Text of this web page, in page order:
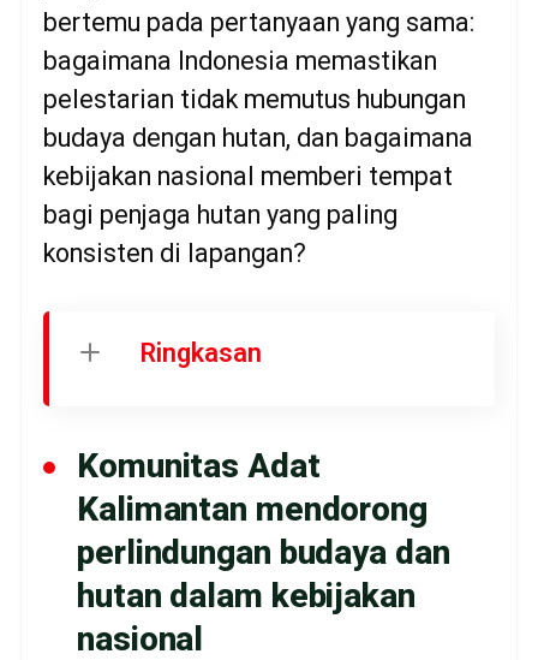
bertemu pada pertanyaan yang sama:
bagaimana Indonesia memastikan
pelestarian tidak memutus hubungan
budaya dengan hutan, dan bagaimana
kebijakan nasional memberi tempat
bagi penjaga hutan yang paling
konsisten di lapangan?
Ringkasan
Komunitas Adat
Kalimantan mendorong
perlindungan budaya dan
hutan dalam kebijakan
nasional